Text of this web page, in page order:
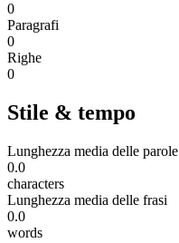
0
Paragrafi
0
Righe
0
Stile & tempo
Lunghezza media delle parole
0.0
characters
Lunghezza media delle frasi
0.0
words